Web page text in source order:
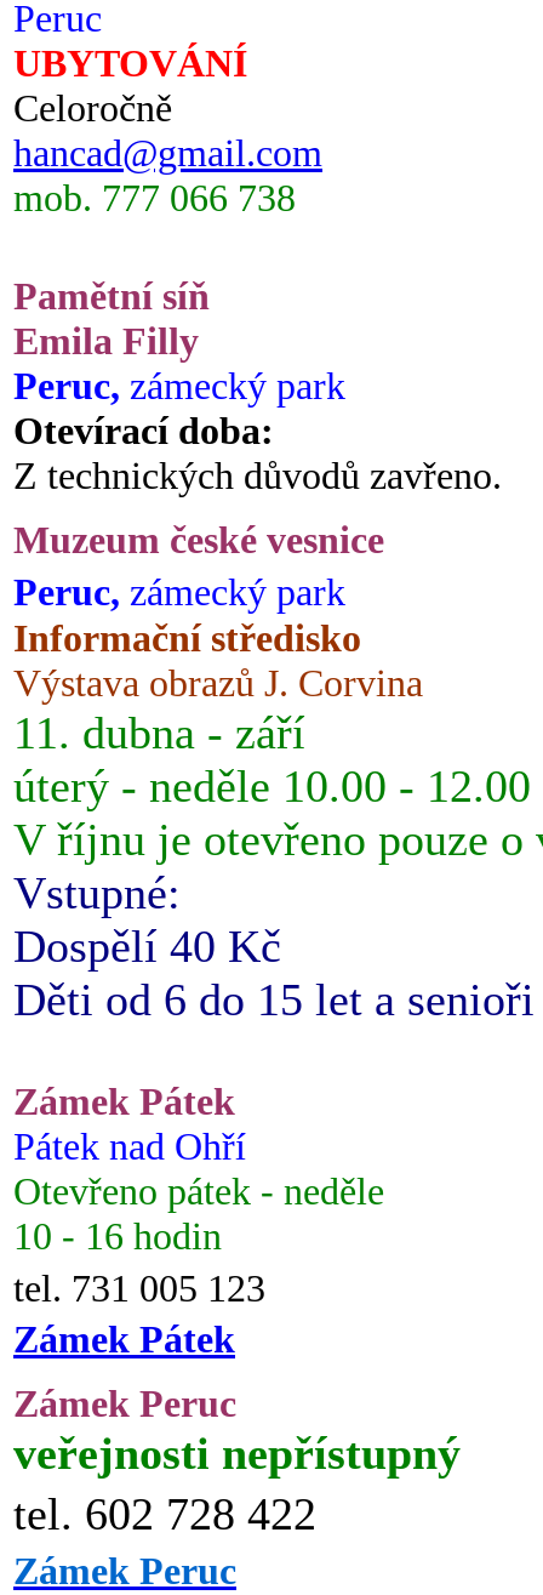
Peruc
UBYTOVÁNÍ
Celoročně
hancad@gmail.com
mob. 777 066 738
Pamětní síň
Emila Filly
Peruc, zámecký park
Otevírací doba:
Z technických důvodů zavřeno.
Muzeum české vesnice
Peruc, zámecký park
Informační středisko
Výstava obrazů J. Corvina
11. dubna - září
úterý - neděle 10.00 -
V říjnu je otevřeno pouze o
Vstupné:
Dospělí 40 Kč
Děti od 6 do 15 let a
Zámek Pátek
Pátek nad Ohří
Otevřeno pátek - neděle
10 - 16 hodin
tel. 731 005 123
Zámek Pátek
Zámek Peruc
veřejnosti nepřístupný
tel. 602 728 422
Zámek Peruc